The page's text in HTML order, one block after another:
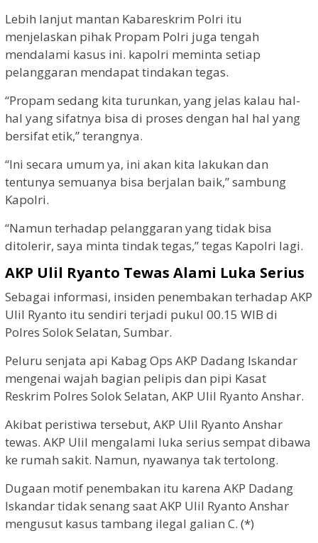
Lebih lanjut mantan Kabareskrim Polri itu
menjelaskan pihak Propam Polri juga tengah
mendalami kasus ini. kapolri meminta setiap
pelanggaran mendapat tindakan tegas.
“Propam sedang kita turunkan, yang jelas kalau hal-
hal yang sifatnya bisa di proses dengan hal hal yang
bersifat etik,” terangnya.
“Ini secara umum ya, ini akan kita lakukan dan
tentunya semuanya bisa berjalan baik,” sambung
Kapolri.
“Namun terhadap pelanggaran yang tidak bisa
ditolerir, saya minta tindak tegas,” tegas Kapolri lagi.
AKP Ulil Ryanto Tewas Alami Luka Serius
Sebagai informasi, insiden penembakan terhadap AKP
Ulil Ryanto itu sendiri terjadi pukul 00.15 WIB di
Polres Solok Selatan, Sumbar.
Peluru senjata api Kabag Ops AKP Dadang Iskandar
mengenai wajah bagian pelipis dan pipi Kasat
Reskrim Polres Solok Selatan, AKP Ulil Ryanto Anshar.
Akibat peristiwa tersebut, AKP Ulil Ryanto Anshar
tewas. AKP Ulil mengalami luka serius sempat dibawa
ke rumah sakit. Namun, nyawanya tak tertolong.
Dugaan motif penembakan itu karena AKP Dadang
Iskandar tidak senang saat AKP Ulil Ryanto Anshar
mengusut kasus tambang ilegal galian C. (*)